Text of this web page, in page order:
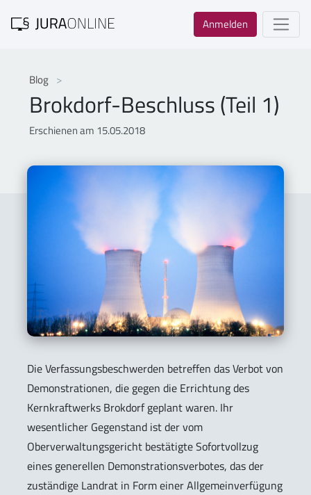
Anmelden
Blog
Brokdorf-Beschluss (Teil 1)
Erschienen am 15.05.2018
Die Verfassungsbeschwerden betreffen das Verbot von
Demonstrationen, die gegen die Errichtung des
Kernkraftwerks Brokdorf geplant waren. Ihr
wesentlicher Gegenstand ist der vom
Oberverwaltungsgericht bestätigte Sofortvollzug
eines generellen Demonstrationsverbotes, das der
zuständige Landrat in Form einer Allgemeinverfügung